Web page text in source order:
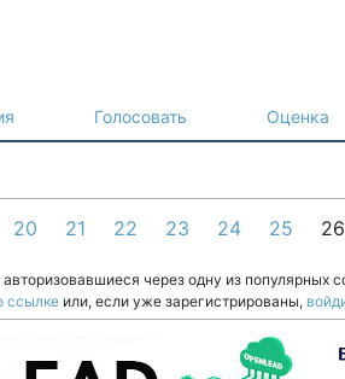
Голосовать Оценка
20 21 22 23 24 25 26
через одну из популярных
ссылке или, если уже зарегистрированы,